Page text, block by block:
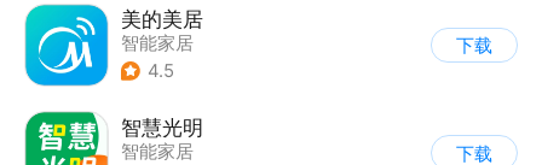
美的美居
智能家居
4.5
下载
智慧光明
智能家居
下载